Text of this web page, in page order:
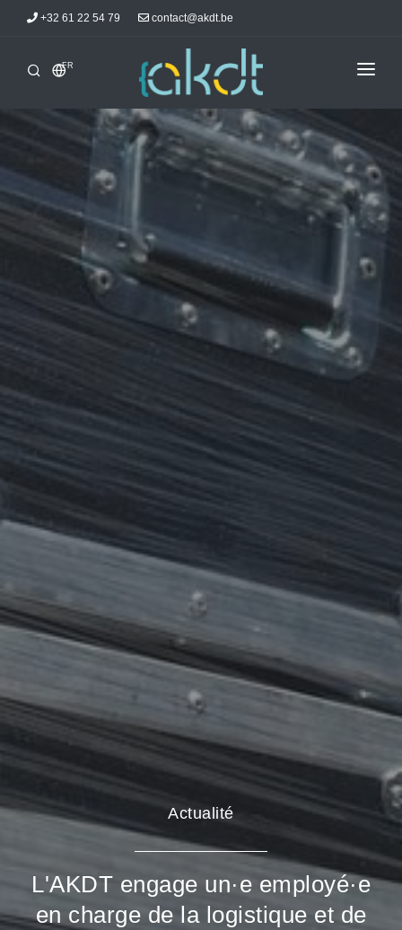
+32 61 22 54 79 contact@akdt.be
FR
ACCUEIL
STAGES
INFORMATIONS
ACTUALITÉS
HÉBERGEMENTS
AKDTICIENS
CONTACT
Actualité
L'AKDT engage un·e employé·e
en charge de la logistique et de